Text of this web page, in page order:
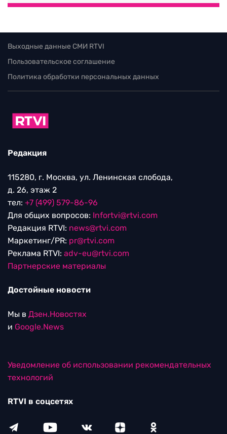
Выходные данные СМИ RTVI
Пользовательское соглашение
Политика обработки персональных данных
Редакция
115280, г. Москва, ул. Ленинская слобода,
д. 26, этаж 2
тел: +7 (499) 579-86-96
Для общих вопросов: Infortvi@rtvi.com
Редакция RTVI: news@rtvi.com
Маркетинг/PR: pr@rtvi.com
Реклама RTVI: adv-eu@rtvi.com
Партнерские материалы
Достойные новости
Мы в Дзен.Новостях
и Google.News
Уведомление об использовании рекомендательных
технологий
RTVI в соцсетях